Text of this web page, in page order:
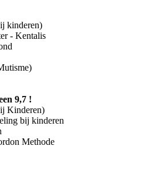
kinderen)
- Kentalis
9,7 !
Kinderen)
bij kinderen
Methode